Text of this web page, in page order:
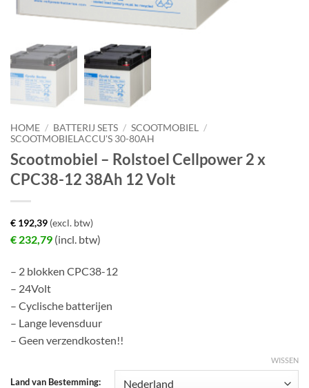
HOME / BATTERIJ SETS / SCOOTMOBIEL
/
SCOOTMOBIELACCU'S 30-80AH
Scootmobiel – Rolstoel Cellpower 2 x
CPC38-12 38Ah 12 Volt
€ 192,39 (excl. btw)
€ 232,79 (incl. btw)
– 2 blokken CPC38-12
– 24Volt
– Cyclische batterijen
– Lange levensduur
– Geen verzendkosten!!
Land van Bestemming:
WISSEN